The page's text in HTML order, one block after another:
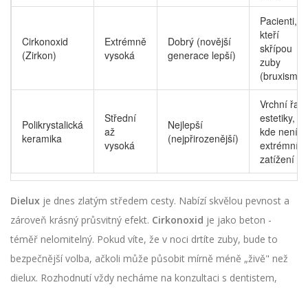
Cirkonoxid
(Zirkon)
Extrémně
vysoká
Dobrý (novější
generace lepší)
Pacienti,
kteří
skřípou
zuby
Polikrystalická
keramika
Střední
až
vysoká
Nejlepší
(nejpřirozenější)
Vrchní
estetiky,
kde není
extrémní
zatížení
Dielux je dnes zlatým středem cesty. Nabízí skvělou pevnost a
zároveň krásný průsvitný efekt. Cirkonoxid je jako beton -
téměř nelomitelný. Pokud víte, že v noci drtíte zuby, bude to
bezpečnější volba, ačkoli může působit mírně méně „živě" než
dielux. Rozhodnutí vždy necháme na konzultaci s dentistem,